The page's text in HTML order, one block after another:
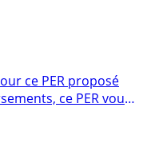
ce PER vous